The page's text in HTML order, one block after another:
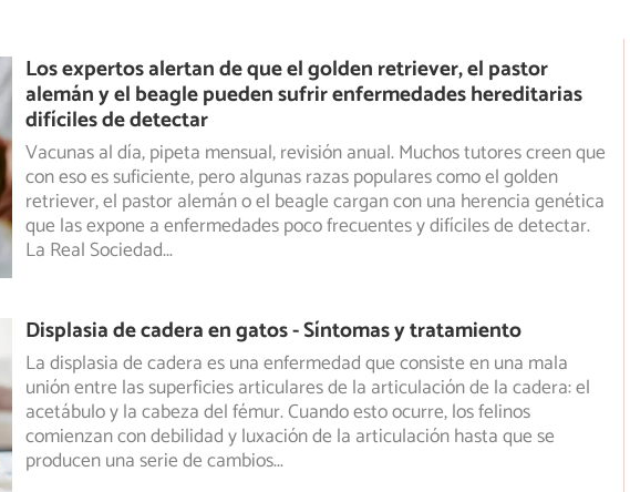
Los expertos alertan de que el golden retriever, el pastor
alemán y el beagle pueden sufrir enfermedades hereditarias
difíciles de detectar
Vacunas al día, pipeta mensual, revisión anual. Muchos tutores creen que
con eso es suficiente, pero algunas razas populares como el golden
retriever, el pastor alemán o el beagle cargan con una herencia genética
que las expone a enfermedades poco frecuentes y difíciles de detectar.
La Real Sociedad...
Displasia de cadera en gatos - Síntomas y tratamiento
La displasia de cadera es una enfermedad que consiste en una mala
unión entre las superficies articulares de la articulación de la cadera: el
acetábulo y la cabeza del fémur. Cuando esto ocurre, los felinos
comienzan con debilidad y luxación de la articulación hasta que se
producen una serie de cambios...